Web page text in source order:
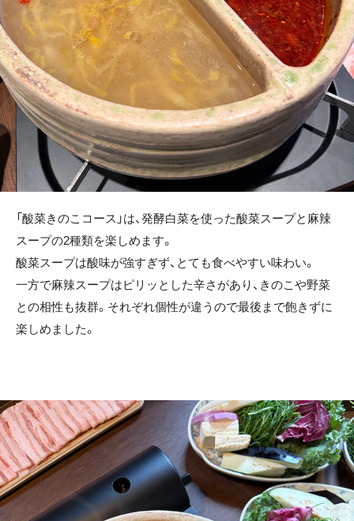
「酸菜きのこコース」は、発酵白菜を使った酸菜スープと麻辣
スープの2種類を楽しめます。
酸菜スープは酸味が強すぎず、とても食べやすい味わい。
一方で麻辣スープはピリッとした辛さがあり、きのこや野菜
との相性も抜群。それぞれ個性が違うので最後まで飽きずに
楽しめました。